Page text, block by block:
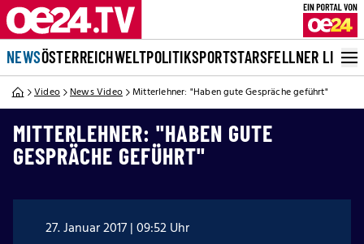
NEWSÖSTERREICHWELTPOLITIKSPORTSTARSFELLNER LIVE
Video News Video Mitterlehner: "Haben gute Gespräche geführt"
MITTERLEHNER: "HABEN GUTE
GESPRÄCHE GEFÜHRT"
27. Januar 2017 | 09:52 Uhr